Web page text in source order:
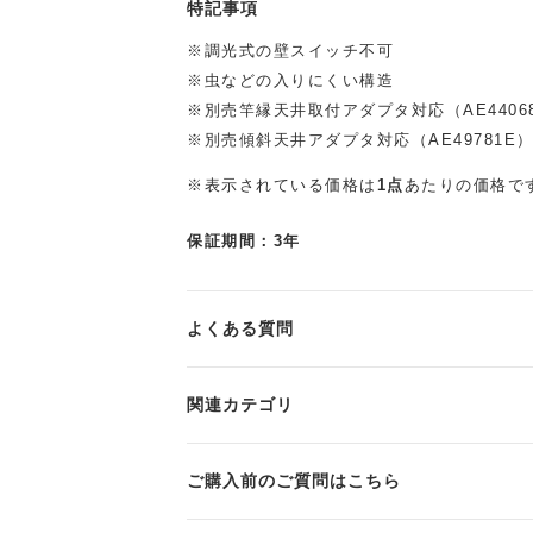
特記事項
※調光式の壁スイッチ不可
※虫などの入りにくい構造
※別売竿縁天井取付アダプタ対応（
※別売傾斜天井アダプタ対応（AE49781E）
※表示されている価格は 1点あたりの価格で
保証期間：3年
よくある質問
関連カテゴリ
ご購入前のご質問はこちら